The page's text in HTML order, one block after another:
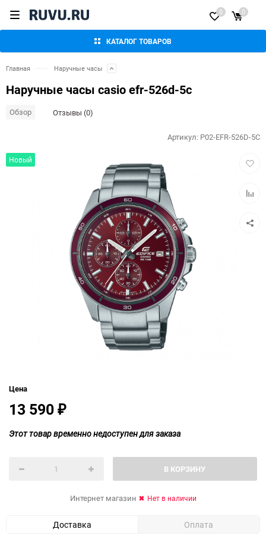
КАТАЛОГ ТОВАРОВ
0 0
Главная Наручные часы
Наручные часы casio efr-526d-5c
Обзор Отзывы (0)
Новый
Артикул: P02-EFR-526D-5C
Цена
13 590 ₽
Этот товар временно недоступен для заказа
В КОРЗИНУ
Интернет магазин Нет в наличии
Доставка Оплата